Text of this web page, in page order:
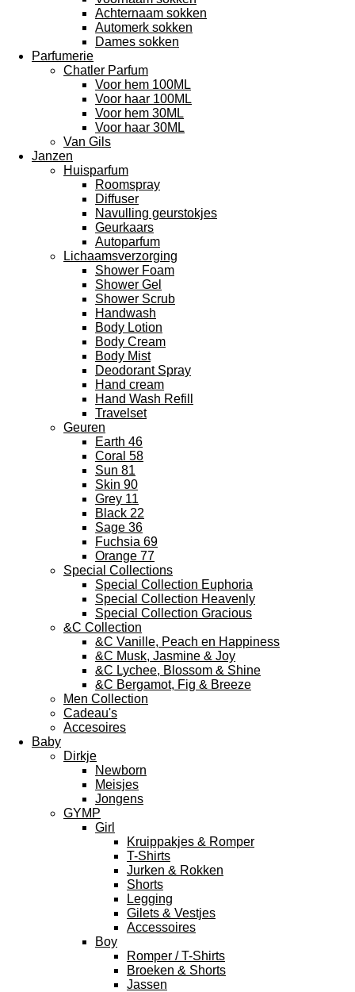
Achternaam sokken
Automerk sokken
Dames sokken
Parfumerie
Chatler Parfum
Voor hem 100ML
Voor haar 100ML
Voor hem 30ML
Voor haar 30ML
Van Gils
Janzen
Huisparfum
Roomspray
Diffuser
Navulling geurstokjes
Geurkaars
Autoparfum
Lichaamsverzorging
Shower Foam
Shower Gel
Shower Scrub
Handwash
Body Lotion
Body Cream
Body Mist
Deodorant Spray
Hand cream
Hand Wash Refill
Travelset
Geuren
Earth 46
Coral 58
Sun 81
Skin 90
Grey 11
Black 22
Sage 36
Fuchsia 69
Orange 77
Special Collections
Special Collection Euphoria
Special Collection Heavenly
Special Collection Gracious
&C Collection
&C Vanille, Peach en Happiness
&C Musk, Jasmine & Joy
&C Lychee, Blossom & Shine
&C Bergamot, Fig & Breeze
Men Collection
Cadeau's
Accesoires
Baby
Dirkje
Newborn
Meisjes
Jongens
GYMP
Girl
Kruippakjes & Romper
T-Shirts
Jurken & Rokken
Shorts
Legging
Gilets & Vestjes
Accessoires
Boy
Romper / T-Shirts
Broeken & Shorts
Jassen